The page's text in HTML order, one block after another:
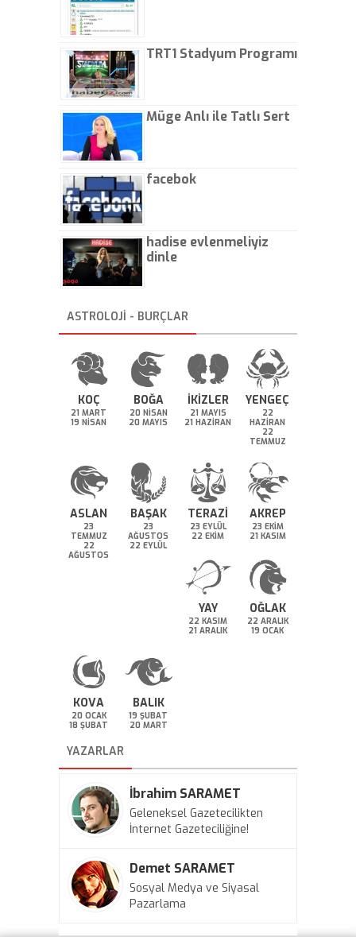
TRT1 Stadyum Programı
Müge Anlı ile Tatlı Sert
facebok
hadise evlenmeliyiz
dinle
ASTROLOJİ - BURÇLAR
KOÇ
21 MART
19 NİSAN
BOĞA
20 NİSAN
20 MAYIS
İKİZLER
21 MAYIS
21 HAZİRAN
YENGEÇ
22
HAZİRAN
22
TEMMUZ
ASLAN
23
TEMMUZ
22
AĞUSTOS
BAŞAK
23
AĞUSTOS
22 EYLÜL
TERAZİ
23 EYLÜL
22 EKİM
AKREP
23 EKİM
21 KASIM
YAY
22 KASIM
21 ARALIK
OĞLAK
22 ARALIK
19 OCAK
KOVA
20 OCAK
18 ŞUBAT
BALIK
19 ŞUBAT
20 MART
YAZARLAR
İbrahim SARAMET
Geleneksel Gazetecilikten
İnternet Gazeteciliğine!
Demet SARAMET
Sosyal Medya ve Siyasal
Pazarlama